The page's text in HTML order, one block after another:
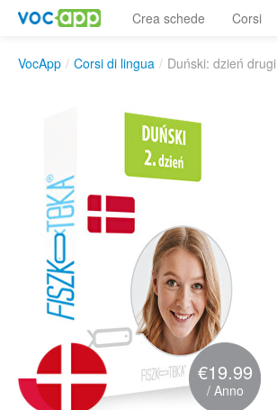
Crea schede Corsi
VocApp / Corsi di lingua / Duński: dzień drugi
€19.99
/ Anno